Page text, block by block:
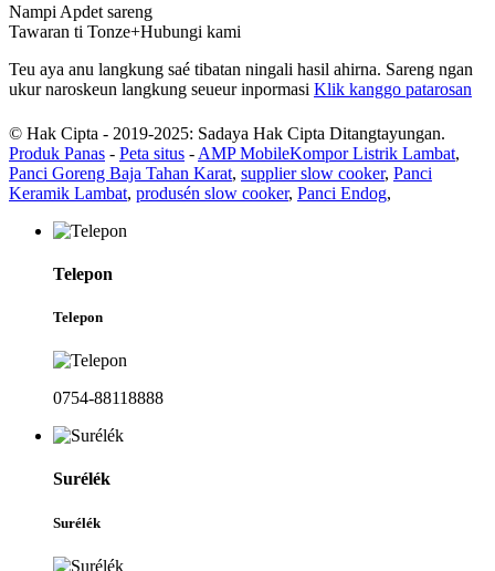
Nampi Apdet sareng
Tawaran ti Tonze+Hubungi kami
Teu aya anu langkung saé tibatan ningali hasil ahirna. Sareng ngan
ukur naroskeun langkung seueur inpormasi Klik kanggo patarosan
© Hak Cipta - 2019-2025: Sadaya Hak Cipta Ditangtayungan.
Produk Panas - Peta situs - AMP MobileKompor Listrik Lambat,
Panci Goreng Baja Tahan Karat, supplier slow cooker, Panci
Keramik Lambat, produsén slow cooker, Panci Endog,
Telepon
Telepon
0754-88118888
Surélék
Surélék